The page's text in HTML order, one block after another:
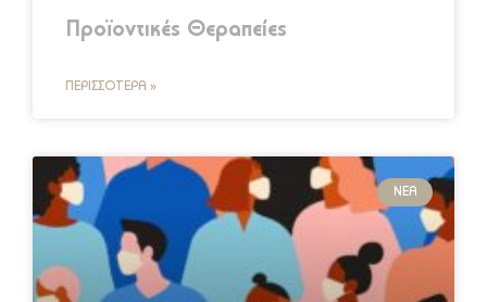
Προϊοντικές Θεραπείες
ΠΕΡΙΣΣΌΤΕΡΑ »
ΝΈΑ